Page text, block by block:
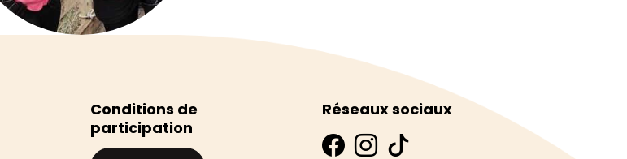
Conditions de
participation
Réseaux sociaux